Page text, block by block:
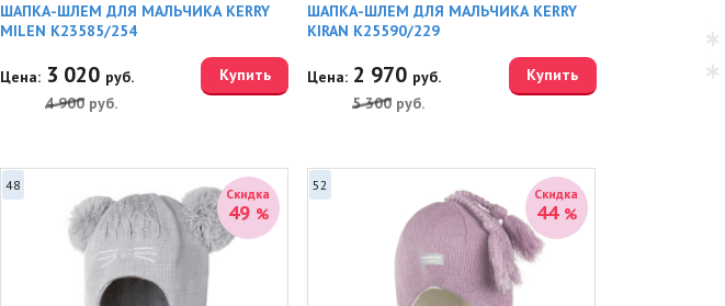
ШАПКА-ШЛЕМ ДЛЯ МАЛЬЧИКА KERRY
MILEN K23585/254
Цена:3 020 руб.
4 900 руб.
Купить
ШАПКА-ШЛЕМ ДЛЯ МАЛЬЧИКА KERRY
KIRAN K25590/229
Цена: 2 970 руб.
5 300 руб.
Купить
Скидка
49 %
48
Скидка
44 %
52